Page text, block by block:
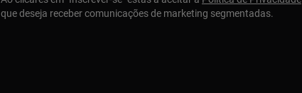
que deseja receber comunicações de marketing segmentadas.